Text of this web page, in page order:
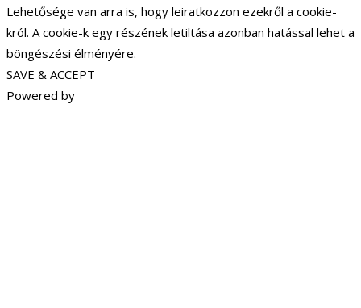
Lehetősége van arra is, hogy leiratkozzon ezekről a cookie-
król. A cookie-k egy részének letiltása azonban hatással lehet a
böngészési élményére.
SAVE & ACCEPT
Powered by